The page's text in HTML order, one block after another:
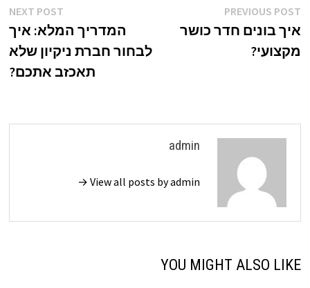
ניווט
PREVIOUS POST
Previous
post:
איך בונים חדר כושר
מקצועי?
NEXT POST
המדריך המלא: איך
לבחור חברת ניקיון שלא
תאכזב אתכם?
admin
View all posts by admin →
YOU MIGHT ALSO LIKE